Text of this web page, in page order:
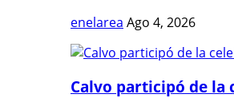
enelarea Ago 4, 2026
Calvo participó de la